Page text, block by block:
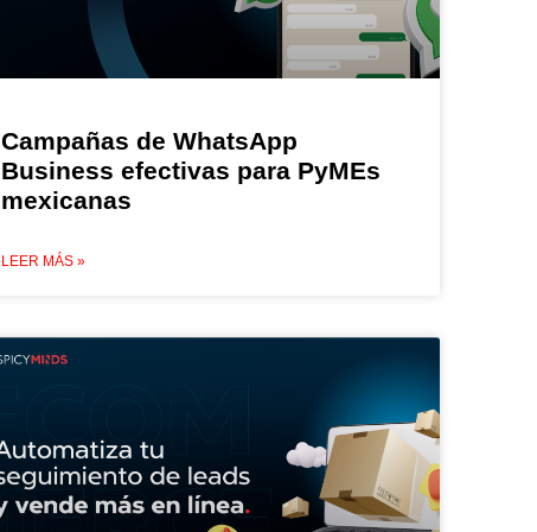
Campañas de WhatsApp
Business efectivas para PyMEs
mexicanas
LEER MÁS »